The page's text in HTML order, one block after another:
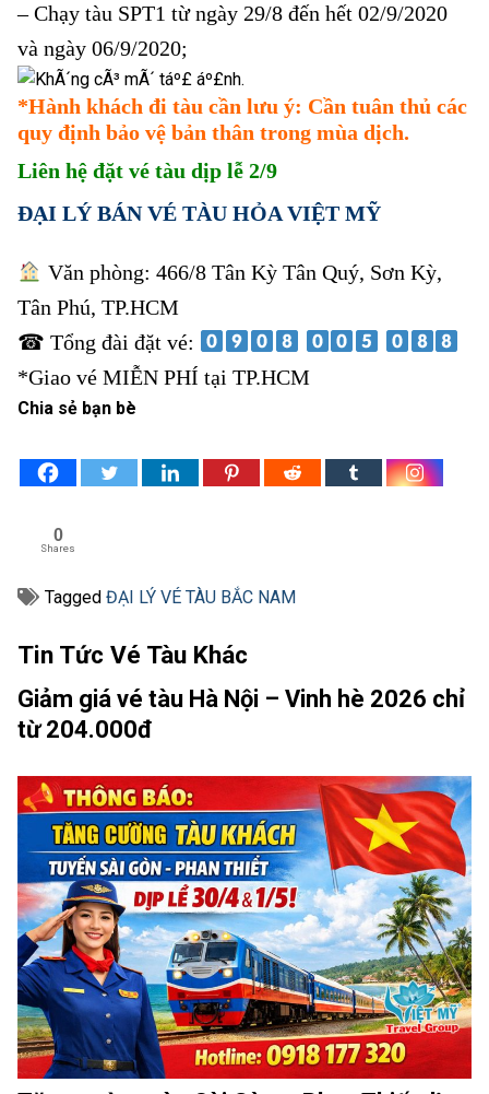
– Chạy tàu SPT1 từ ngày 29/8 đến hết 02/9/2020
và ngày 06/9/2020;
*Hành khách đi tàu cần lưu ý: Cần tuân thủ các
quy định bảo vệ bản thân trong mùa dịch.
Liên hệ đặt vé tàu dịp lễ 2/9
ĐẠI LÝ BÁN VÉ TÀU HỎA VIỆT MỸ
Văn phòng: 466/8 Tân Kỳ Tân Quý, Sơn Kỳ,
Tân Phú, TP.HCM
☎ Tổng đài đặt vé:
*Giao vé MIỄN PHÍ tại TP.HCM
Chia sẻ bạn bè
0
Shares
Tagged ĐẠI LÝ VÉ TÀU BẮC NAM
Tin Tức Vé Tàu Khác
Giảm giá vé tàu Hà Nội – Vinh hè 2026 chỉ
từ 204.000đ